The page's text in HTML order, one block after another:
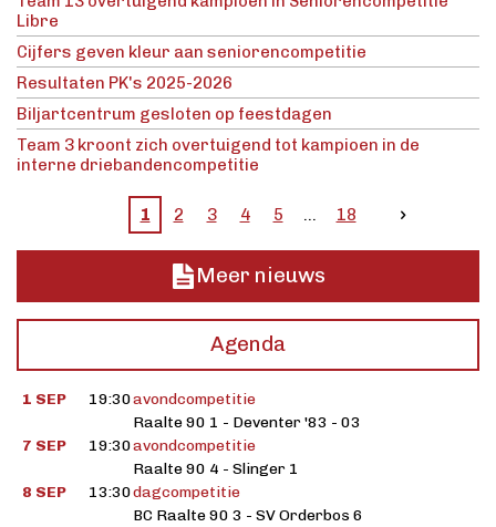
Libre
Cijfers geven kleur aan seniorencompetitie
Resultaten PK's 2025-2026
Biljartcentrum gesloten op feestdagen
Team 3 kroont zich overtuigend tot kampioen in de
interne driebandencompetitie
1 2 3 4 5 18
Meer nieuws
Agenda
1 SEP 19:30avondcompetitie
Raalte 90 1 - Deventer '83 - 03
7 SEP
19:30avondcompetitie
Raalte 90 4 - Slinger 1
8 SEP
13:30dagcompetitie
BC Raalte 90 3 - SV Orderbos 6